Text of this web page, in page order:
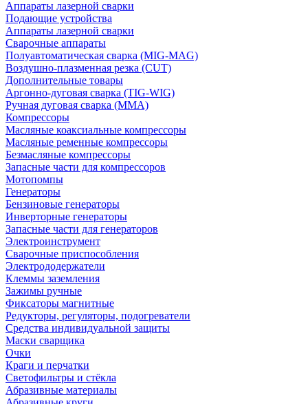
Аппараты лазерной сварки
Подающие устройства
Аппараты лазерной сварки
Сварочные аппараты
Полуавтоматическая сварка (MIG-MAG)
Воздушно-плазменная резка (CUT)
Дополнительные товары
Аргонно-дуговая сварка (TIG-WIG)
Ручная дуговая сварка (MMA)
Компрессоры
Масляные коаксиальные компрессоры
Масляные ременные компрессоры
Безмасляные компрессоры
Запасные части для компрессоров
Мотопомпы
Генераторы
Бензиновые генераторы
Инверторные генераторы
Запасные части для генераторов
Электроинструмент
Сварочные приспособления
Электрододержатели
Клеммы заземления
Зажимы ручные
Фиксаторы магнитные
Редукторы, регуляторы, подогреватели
Средства индивидуальной защиты
Маски сварщика
Очки
Краги и перчатки
Светофильтры и стёкла
Абразивные материалы